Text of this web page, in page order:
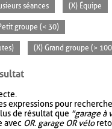
séances (X) Équipe
groupe (< 30)
(X) Grand groupe (>
expressions pour
de résultat que "garage à
avec OR. garage OR vélo